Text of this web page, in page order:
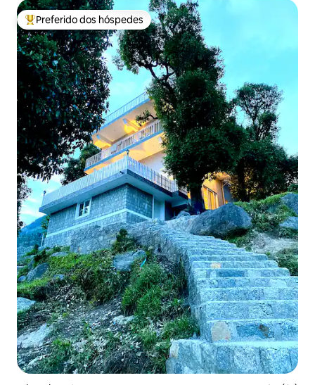
Entre os melhores preferidos dos hóspedes
Preferido dos hóspedes